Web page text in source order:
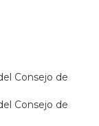
Consejo de
Consejo de